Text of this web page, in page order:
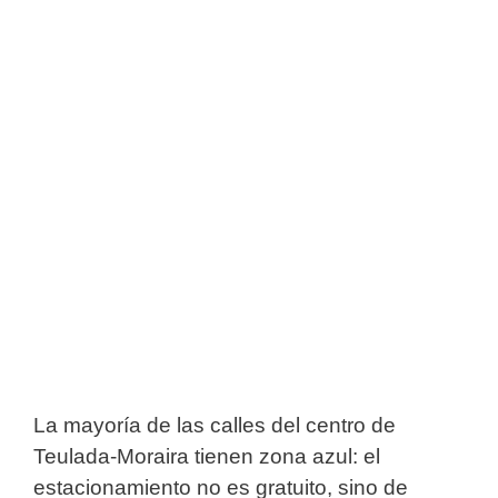
La mayoría de las calles del centro de
Teulada-Moraira tienen zona azul: el
estacionamiento no es gratuito, sino de